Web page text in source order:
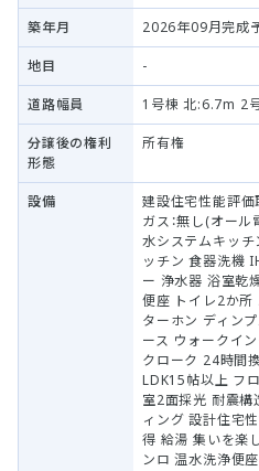
築年月 2026年09月完成
地目 -
道路幅員 1号棟 北:6.7m 2
分譲後の権利
形態
所有権
設備
建設住宅性能評価
ガス：無し(オール
水システムキッ
ッチン 食器洗機
ー 浄水器 浴室乾
便座 トイレ2か所
ターホン ディン
ース ウォークイ
クローク 24時間
LDK15帖以上 フ
室2面採光 耐震
ィング 設計住宅
得 給湯 集いを楽
ンロ 温水洗浄便